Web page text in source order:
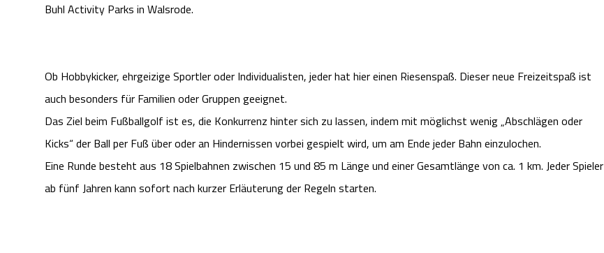
Buhl Activity Parks in Walsrode.
Ob Hobbykicker, ehrgeizige Sportler oder Individualisten, jeder hat hier einen Riesenspaß. Dieser neue Freizeitspaß ist
auch besonders für Familien oder Gruppen geeignet.
Das Ziel beim Fußballgolf ist es, die Konkurrenz hinter sich zu lassen, indem mit möglichst wenig „Abschlägen oder
Kicks“ der Ball per Fuß über oder an Hindernissen vorbei gespielt wird, um am Ende jeder Bahn einzulochen.
Eine Runde besteht aus 18 Spielbahnen zwischen 15 und 85 m Länge und einer Gesamtlänge von ca. 1 km. Jeder Spieler
ab fünf Jahren kann sofort nach kurzer Erläuterung der Regeln starten.